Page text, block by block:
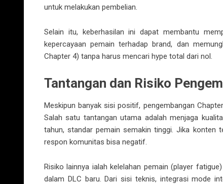
untuk melakukan pembelian.
Selain itu, keberhasilan ini dapat membantu
kepercayaan pemain terhadap brand, dan
Chapter 4) tanpa harus mencari hype total dari nol.
Tantangan dan Risiko
Meskipun banyak sisi positif, pengembangan
Salah satu tantangan utama adalah menjaga
tahun, standar pemain semakin tinggi. Jika
respon komunitas bisa negatif.
Risiko lainnya ialah kelelahan pemain (player
dalam DLC baru. Dari sisi teknis, integrasi mode